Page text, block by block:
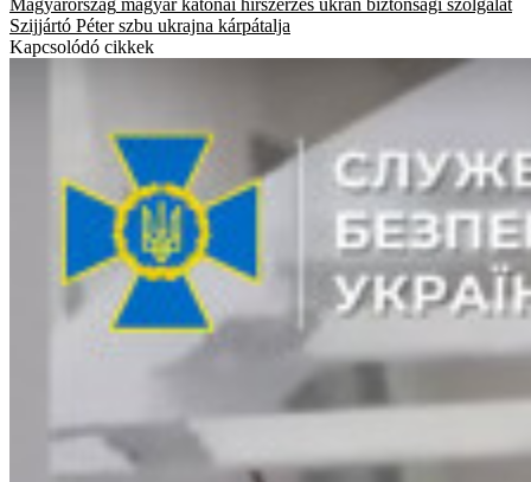
Szijjártó Péter szbu ukrajna kárpátalja
Kapcsolódó cikkek